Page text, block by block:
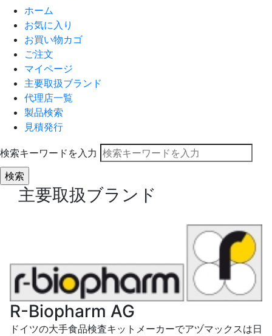
ホーム
お気に入り
お買い物カゴ
ご注文
マイページ
主要取扱ブランド
代理店一覧
製品検索
見積発行
検索キーワードを入力
主要取扱ブランド
R-Biopharm AG
ドイツの大手食品検査キットメーカーでアヅマックスは日